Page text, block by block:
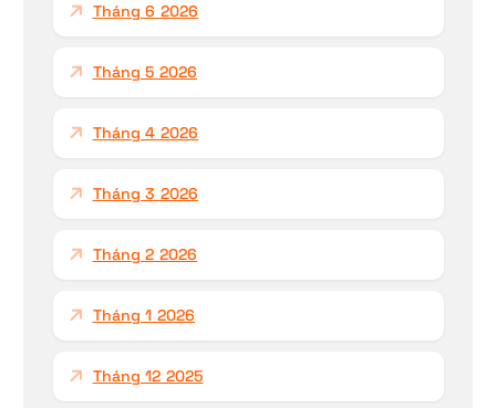
Tháng 6 2026
Tháng 5 2026
Tháng 4 2026
Tháng 3 2026
Tháng 2 2026
Tháng 1 2026
Tháng 12 2025